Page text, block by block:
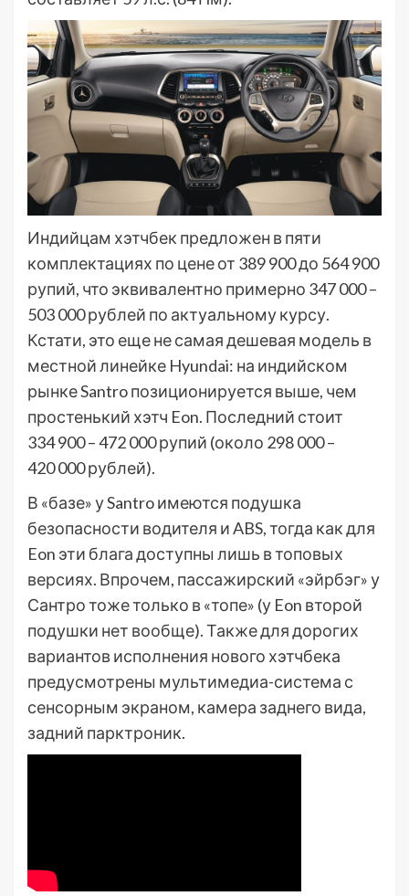
Индийцам хэтчбек предложен в пяти
комплектациях по цене от 389 900 до 564 900
рупий, что эквивалентно примерно 347 000 –
503 000 рублей по актуальному курсу.
Кстати, это еще не самая дешевая модель в
местной линейке Hyundai: на индийском
рынке Santro позиционируется выше, чем
простенький хэтч Eon. Последний стоит
334 900 – 472 000 рупий (около 298 000 –
420 000 рублей).
В «базе» у Santro имеются подушка
безопасности водителя и ABS, тогда как для
Eon эти блага доступны лишь в топовых
версиях. Впрочем, пассажирский «эйрбэг» у
Сантро тоже только в «топе» (у Eon второй
подушки нет вообще). Также для дорогих
вариантов исполнения нового хэтчбека
предусмотрены мультимедиа-система с
сенсорным экраном, камера заднего вида,
задний парктроник.